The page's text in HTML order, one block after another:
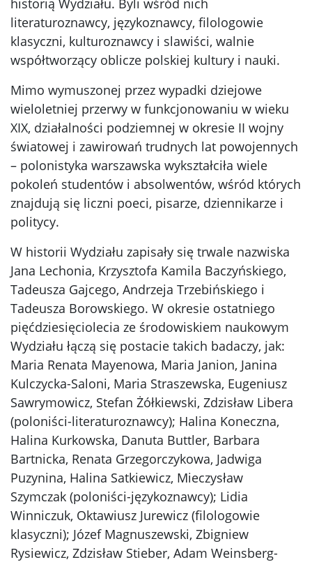
historią Wydziału. Byli wśród nich
literaturoznawcy, językoznawcy, filologowie
klasyczni, kulturoznawcy i slawiści, walnie
współtworzący oblicze polskiej kultury i nauki.
Mimo wymuszonej przez wypadki dziejowe
wieloletniej przerwy w funkcjonowaniu w wieku
XIX, działalności podziemnej w okresie II wojny
światowej i zawirowań trudnych lat powojennych
– polonistyka warszawska wykształciła wiele
pokoleń studentów i absolwentów, wśród których
znajdują się liczni poeci, pisarze, dziennikarze i
politycy.
W historii Wydziału zapisały się trwale nazwiska
Jana Lechonia, Krzysztofa Kamila Baczyńskiego,
Tadeusza Gajcego, Andrzeja Trzebińskiego i
Tadeusza Borowskiego. W okresie ostatniego
pięćdziesięciolecia ze środowiskiem naukowym
Wydziału łączą się postacie takich badaczy, jak:
Maria Renata Mayenowa, Maria Janion, Janina
Kulczycka-Saloni, Maria Straszewska, Eugeniusz
Sawrymowicz, Stefan Żółkiewski, Zdzisław Libera
(poloniści-literaturoznawcy); Halina Koneczna,
Halina Kurkowska, Danuta Buttler, Barbara
Bartnicka, Renata Grzegorczykowa, Jadwiga
Puzynina, Halina Satkiewicz, Mieczysław
Szymczak (poloniści-językoznawcy); Lidia
Winniczuk, Oktawiusz Jurewicz (filologowie
klasyczni); Józef Magnuszewski, Zbigniew
Rysiewicz, Zdzisław Stieber, Adam Weinsberg-